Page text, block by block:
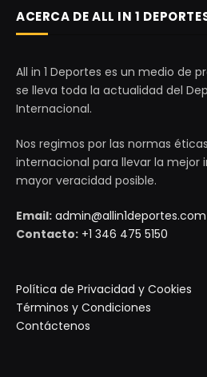
ACERCA DE ALL IN 1
All in 1 Deportes es un medio de
se lleva toda la actualidad del
Internacional.
Nos regimos por las normas
internacional para llevar la mejor
mayor veracidad posible.
Email: admin@allin1deportes.com
Contacto: +1 346 475 5150
Política de Privacidad y Cookies
Términos y Condiciones
Contáctenos